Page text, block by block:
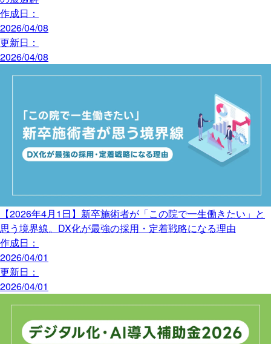
作成日：
2026/04/08
更新日：
2026/04/08
【2026年4月1日】新卒施術者が「この院で一生働きたい」と
思う境界線。DX化が最強の採用・定着戦略になる理由
作成日：
2026/04/01
更新日：
2026/04/01